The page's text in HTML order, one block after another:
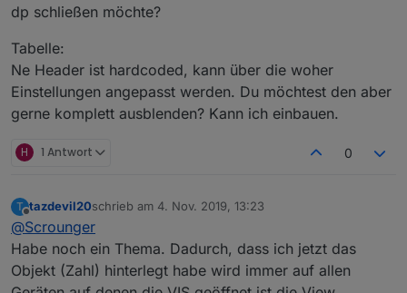
dp schließen möchte?
Tabelle:
Ne Header ist hardcoded, kann über die woher
Einstellungen angepasst werden. Du möchtest den aber
gerne komplett ausblenden? Kann ich einbauen.
H 1 Antwort 0
T
Offline
tazdevil20schrieb am 4. Nov. 2019, 13:23
zuletzt editiert von
@Scrounger
Habe noch ein Thema. Dadurch, dass ich jetzt das
Objekt (Zahl) hinterlegt habe wird immer auf allen